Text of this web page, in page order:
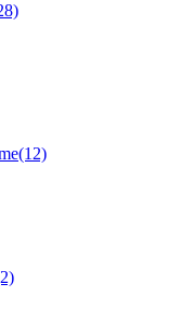
(12)